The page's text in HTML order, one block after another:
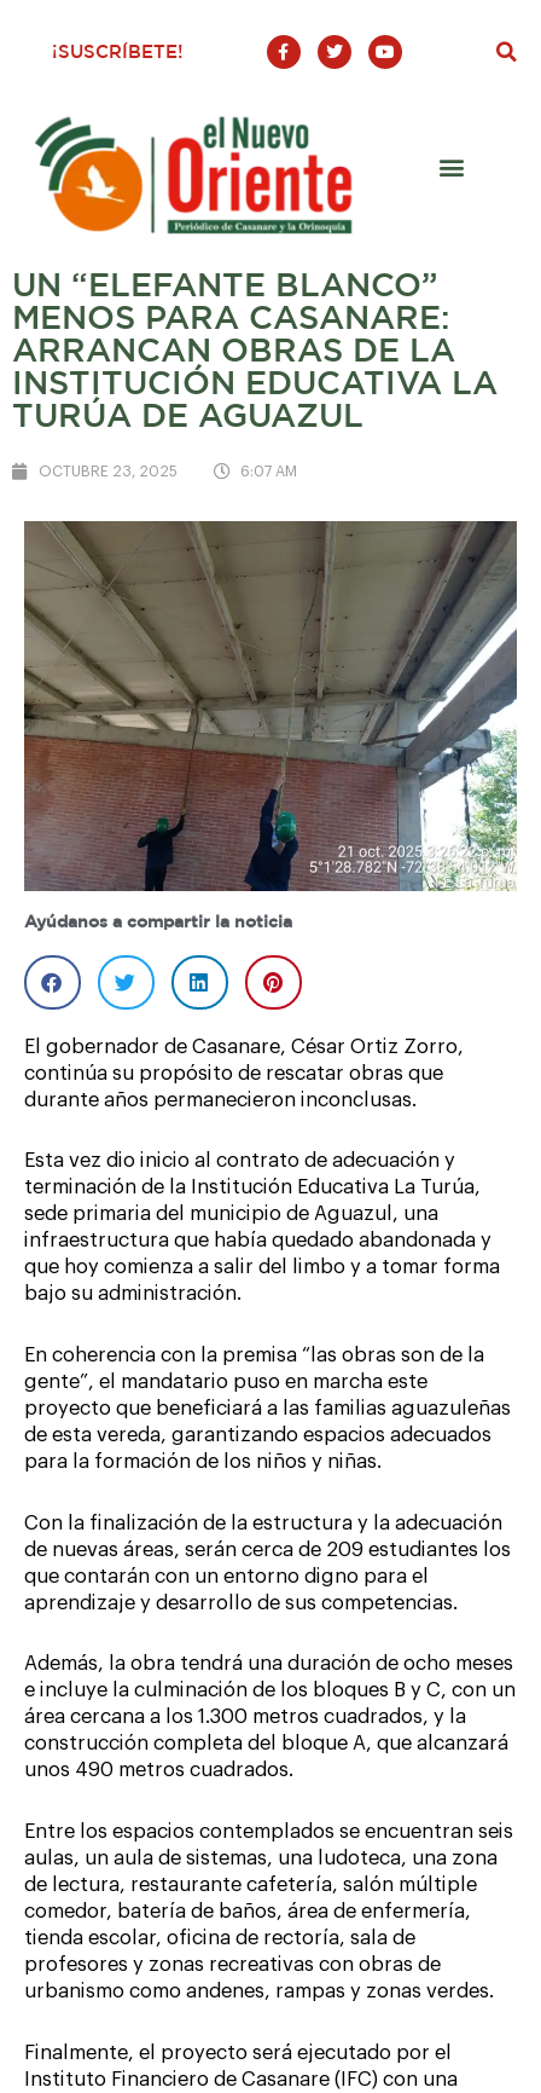
¡SUSCRÍBETE!
F
a
c
o
o
-
T
w
i
Y
o
u
UN “ELEFANTE BLANCO”
MENOS PARA CASANARE:
ARRANCAN OBRAS DE LA
INSTITUCIÓN EDUCATIVA LA
TURÚA DE AGUAZUL
OCTUBRE 23, 2025 6:07 AM
Ayúdanos a compartir la noticia
El gobernador de Casanare, César Ortiz Zorro,
continúa su propósito de rescatar obras que
durante años permanecieron inconclusas.
Esta vez dio inicio al contrato de adecuación y
terminación de la Institución Educativa La Turúa,
sede primaria del municipio de Aguazul, una
infraestructura que había quedado abandonada y
que hoy comienza a salir del limbo y a tomar forma
bajo su administración.
En coherencia con la premisa “las obras son de la
gente”, el mandatario puso en marcha este
proyecto que beneficiará a las familias aguazuleñas
de esta vereda, garantizando espacios adecuados
para la formación de los niños y niñas.
Con la finalización de la estructura y la adecuación
de nuevas áreas, serán cerca de 209 estudiantes los
que contarán con un entorno digno para el
aprendizaje y desarrollo de sus competencias.
Además, la obra tendrá una duración de ocho meses
e incluye la culminación de los bloques B y C, con un
área cercana a los 1.300 metros cuadrados, y la
construcción completa del bloque A, que alcanzará
unos 490 metros cuadrados.
Entre los espacios contemplados se encuentran seis
aulas, un aula de sistemas, una ludoteca, una zona
de lectura, restaurante cafetería, salón múltiple
comedor, batería de baños, área de enfermería,
tienda escolar, oficina de rectoría, sala de
profesores y zonas recreativas con obras de
urbanismo como andenes, rampas y zonas verdes.
Finalmente, el proyecto será ejecutado por el
Instituto Financiero de Casanare (IFC) con una